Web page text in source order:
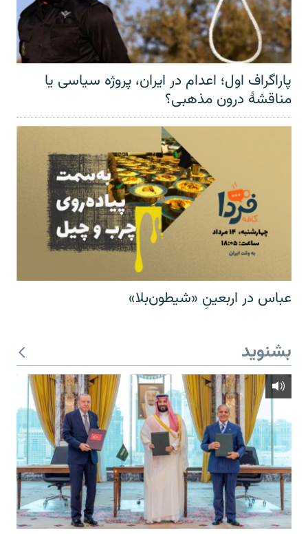
پاراگراف اول؛ اعدام در ایران، پروژه سیاسی یا
مناقشهٔ درون مذهبی؟
عباس در اربعینِ «شیطون‌بلا»
بشنوید